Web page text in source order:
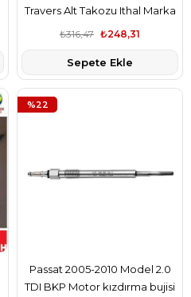
Travers Alt Takozu Ithal Marka
₺248,31
₺316,47
Sepete Ekle
Passat 2005-2010 Model 2.0
TDI BKP Motor kızdırma bujisi
%22